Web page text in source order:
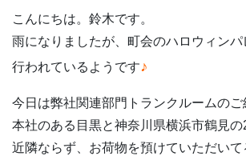
こんにちは。鈴木です。
雨になりましたが、町会のハロウィン
行われているようです♪
今日は弊社関連部門トランクルームのご
本社のある目黒と神奈川県横浜市鶴見の
近隣ならず、お荷物を預けていただい